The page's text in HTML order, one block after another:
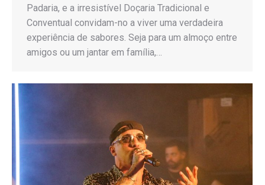
Padaria, e a irresistível Doçaria Tradicional e
Conventual convidam-no a viver uma verdadeira
experiência de sabores. Seja para um almoço entre
amigos ou um jantar em família,…